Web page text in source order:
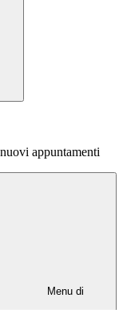
appuntamenti
Menu di